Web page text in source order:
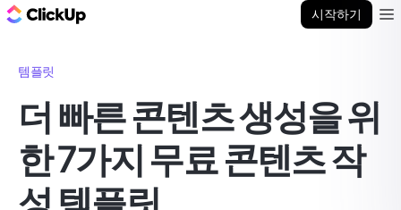
시작하기
템플릿
더 빠른 콘텐츠 생성을 위
한 7가지 무료 콘텐츠 작
성 템플릿